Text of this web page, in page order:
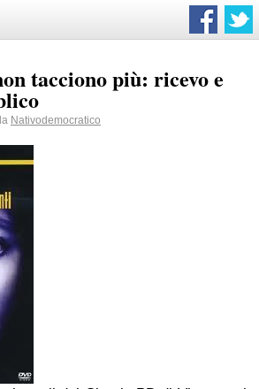
tacciono più: ricevo e
Nativodemocratico